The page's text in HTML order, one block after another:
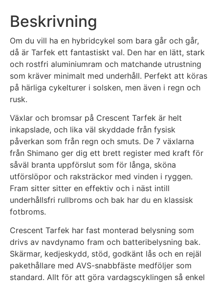
Beskrivning
Om du vill ha en hybridcykel som bara går och går,
då är Tarfek ett fantastiskt val. Den har en lätt, stark
och rostfri aluminiumram och matchande utrustning
som kräver minimalt med underhåll. Perfekt att köras
på härliga cykelturer i solsken, men även i regn och
rusk.
Växlar och bromsar på Crescent Tarfek är helt
inkapslade, och lika väl skyddade från fysisk
påverkan som från regn och smuts. De 7 växlarna
från Shimano ger dig ett brett register med kraft för
såväl branta uppförslut som för långa, sköna
utförslöpor och raksträckor med vinden i ryggen.
Fram sitter sitter en effektiv och i näst intill
underhållsfri rullbroms och bak har du en klassisk
fotbroms.
Crescent Tarfek har fast monterad belysning som
drivs av navdynamo fram och batteribelysning bak.
Skärmar, kedjeskydd, stöd, godkänt lås och en rejäl
pakethållare med AVS-snabbfäste medföljer som
standard. Allt för att göra vardagscyklingen så enkel